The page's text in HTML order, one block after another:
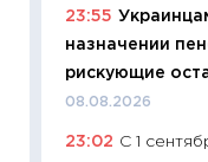
23:55
назначении
рискующие
08.08.2026
23:02 С 1